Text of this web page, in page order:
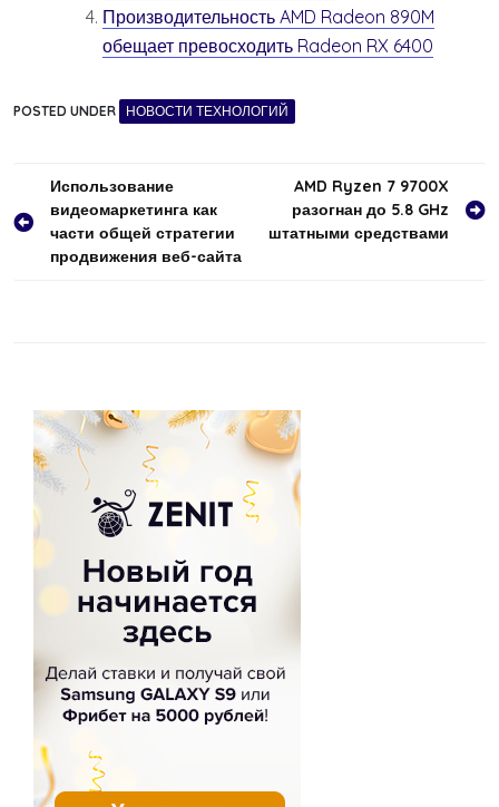
Производительность AMD Radeon 890M
обещает превосходить Radeon RX 6400
POSTED UNDER НОВОСТИ ТЕХНОЛОГИЙ
Навигация
по
записям
Использование
видеомаркетинга как
части общей стратегии
продвижения веб-сайта
AMD Ryzen 7 9700X
разогнан до 5.8 GHz
штатными средствами